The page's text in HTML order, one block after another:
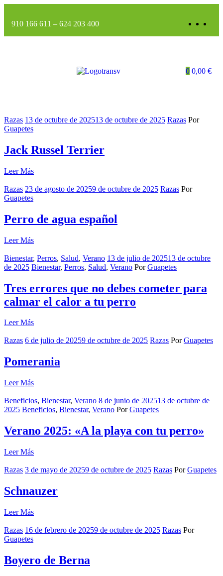
910 166 611 – 624 203 400
0 0,00 €
Razas 13 de octubre de 202513 de octubre de 2025 Razas Por
Guapetes
Jack Russel Terrier
Leer Más
Razas 23 de agosto de 20259 de octubre de 2025 Razas Por
Guapetes
Perro de agua español
Leer Más
Bienestar, Perros, Salud, Verano 13 de julio de 202513 de octubre
de 2025 Bienestar, Perros, Salud, Verano PorGuapetes
Tres errores que no debes cometer para
calmar el calor a tu perro
Leer Más
Razas 6 de julio de 20259 de octubre de 2025 Razas PorGuapetes
Pomerania
Leer Más
Beneficios, Bienestar, Verano 8 de junio de 202513 de octubre de
2025 Beneficios, Bienestar, Verano PorGuapetes
Verano 2025: «A la playa con tu perro»
Leer Más
Razas 3 de mayo de 20259 de octubre de 2025 Razas PorGuapetes
Schnauzer
Leer Más
Razas 16 de febrero de 20259 de octubre de 2025 Razas Por
Guapetes
Boyero de Berna